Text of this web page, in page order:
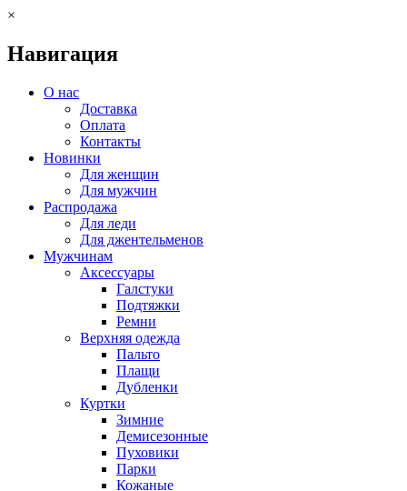
×
Навигация
О нас
Доставка
Оплата
Контакты
Новинки
Для женщин
Для мужчин
Распродажа
Для леди
Для джентельменов
Мужчинам
Аксессуары
Галстуки
Подтяжки
Ремни
Верхняя одежда
Пальто
Плащи
Дубленки
Куртки
Зимние
Демисезонные
Пуховики
Парки
Кожаные